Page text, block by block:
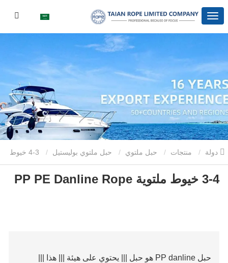
منتجات حبل ملتوي حبل ملتوي بوليستيل 3-4 خيوط
ملتوية PP PE Danline Rope
3-4 خيوط ملتوية PP PE Danline Rope
حبل PP danline هو حبل ||| يحتوي على هيئة ||| هذا |||